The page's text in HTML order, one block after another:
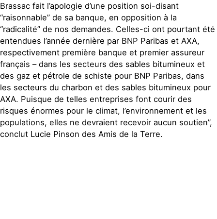
Brassac fait l’apologie d’une position soi-disant
“raisonnable” de sa banque, en opposition à la
“radicalité” de nos demandes. Celles-ci ont pourtant été
entendues l’année dernière par BNP Paribas et AXA,
respectivement première banque et premier assureur
français – dans les secteurs des sables bitumineux et
des gaz et pétrole de schiste pour BNP Paribas, dans
les secteurs du charbon et des sables bitumineux pour
AXA. Puisque de telles entreprises font courir des
risques énormes pour le climat, l’environnement et les
populations, elles ne devraient recevoir aucun soutien”,
conclut Lucie Pinson des Amis de la Terre.